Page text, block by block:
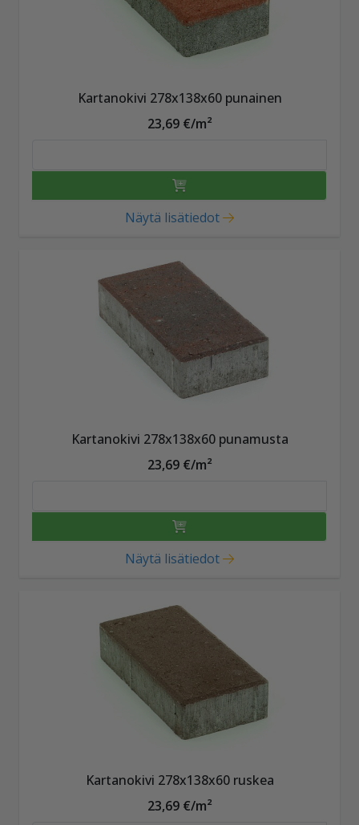
Kartanokivi 278x138x60 punainen
23,69 €/m²
Näytä lisätiedot
Kartanokivi 278x138x60 punamusta
23,69 €/m²
Näytä lisätiedot
Kartanokivi 278x138x60 ruskea
23,69 €/m²